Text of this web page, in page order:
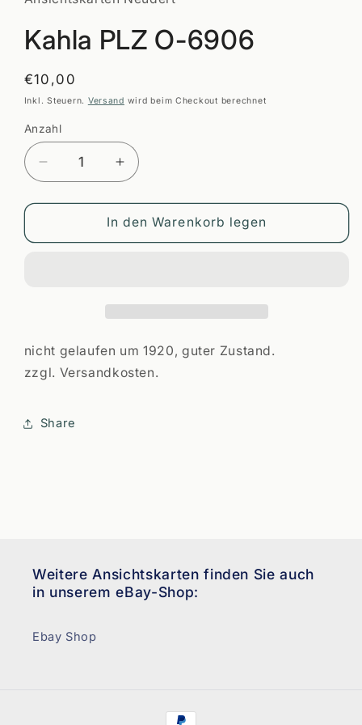
öffnen
Kahla PLZ O-6906
Normaler
Preis
€10,00
Inkl. Steuern. Versand wird beim Checkout berechnet
Anzahl
Anzahl
Verringere
die
Menge
Kahla
Erhöhe
die
Menge
für
Kahla
In den Warenkorb legen
nicht gelaufen um 1920, guter Zustand.
zzgl. Versandkosten.
Share
Weitere Ansichtskarten finden Sie auch
in unserem eBay-Shop:
Ebay Shop
Zahlungsmethoden